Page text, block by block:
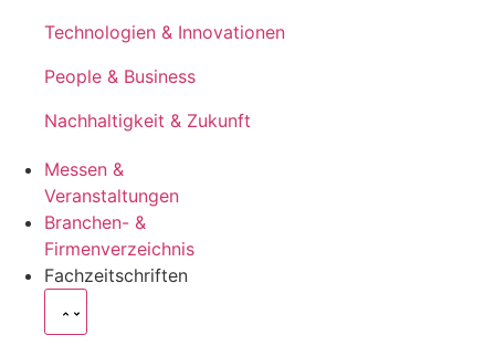
Technologien & Innovationen
People & Business
Nachhaltigkeit & Zukunft
Messen &
Veranstaltungen
Branchen- &
Firmenverzeichnis
Fachzeitschriften